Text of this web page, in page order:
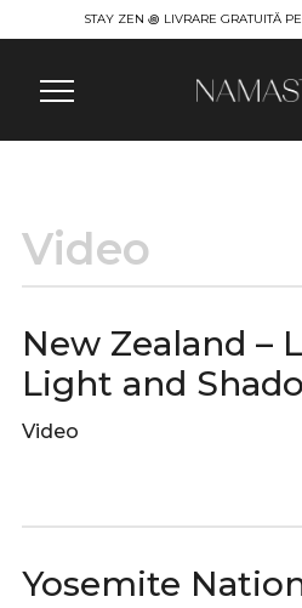
STAY ZEN ꩜ LIVRARE GRATUITĂ
Info
Video
New Zealand –
Light and
Video
Yosemite